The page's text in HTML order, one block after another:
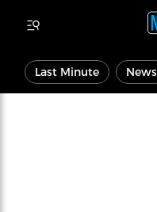
Last Minute News